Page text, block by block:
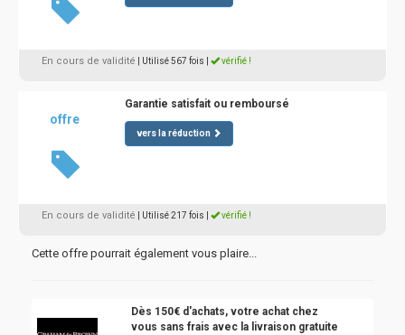
En cours de validité | Utilisé 567 fois vérifié !
offre
Garantie satisfait ou remboursé
vers la réduction
En cours de validité | Utilisé 217 fois vérifié !
Cette offre pourrait également vous plaire...
Dès 150€ d'achats, votre achat chez
vous sans frais avec la livraison gratuite